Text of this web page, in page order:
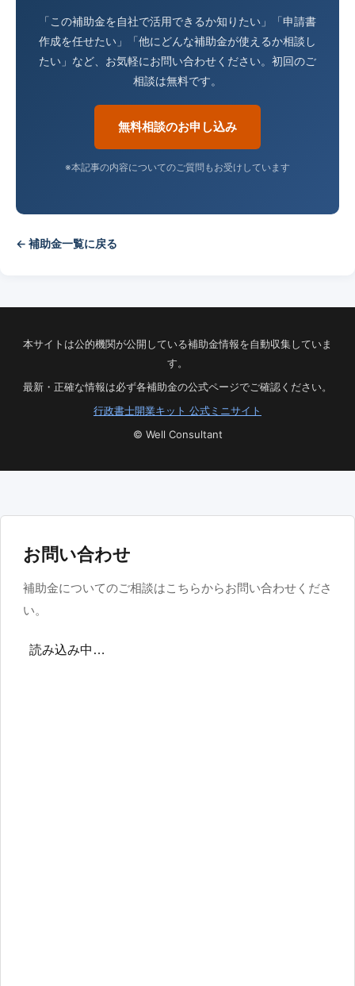
「この補助金を自社で活用できるか知りたい」「申請書
作成を任せたい」「他にどんな補助金が使えるか相談し
たい」など、お気軽にお問い合わせください。初回のご
相談は無料です。
無料相談のお申し込み
※本記事の内容についてのご質問もお受けしています
← 補助金一覧に戻る
本サイトは公的機関が公開している補助金情報を自動収集していま
す。
最新・正確な情報は必ず各補助金の公式ページでご確認ください。
行政書士開業キット 公式ミニサイト
© Well Consultant
お問い合わせ
補助金についてのご相談はこちらからお問い合わせくださ
い。